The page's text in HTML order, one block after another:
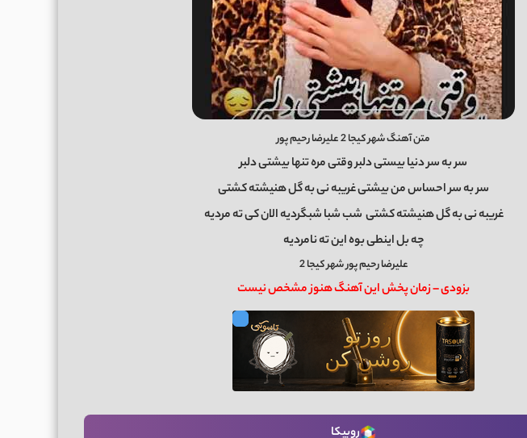
متن آهنگ شهر کیجا 2 علیرضا رحیم پور
سر به سر دنیا بیستی دلبر وقتی مره تنها بیشتی دلبر
سر به سر احساس من بیشتی غریبه نی به گل هنیشته کشتی
غریبه نی به گل هنیشته کشتی شب شبا شبگردیه الان کی ته مردیه
چه بل اینطی بوه این ته نامردیه
علیرضا رحیم پور شهر کیجا 2
بزودی – زمان پخش این آهنگ هنوز مشخص نیست
روبیکا